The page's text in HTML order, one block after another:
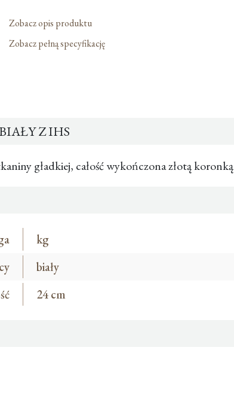
Biały
IHS
Zobacz opis produktu
Zobacz pełną specyfikację
Z IHS
gładkiej, całość wykończona złotą
kg
biały
24 cm